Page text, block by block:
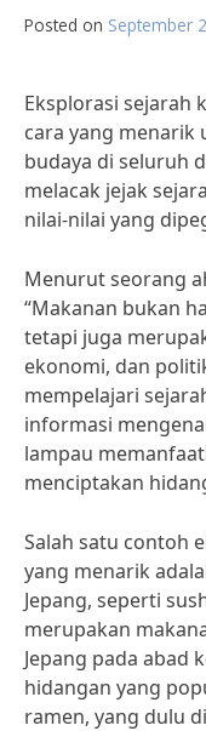
Posted on September
Eksplorasi sejarah
cara yang menarik
budaya di seluruh
melacak jejak
nilai-nilai yang
Menurut seorang
“Makanan bukan
tetapi juga
ekonomi, dan
mempelajari
informasi
lampau
menciptakan
Salah satu contoh
yang menarik
Jepang, seperti
merupakan
Jepang pada abad
hidangan yang
ramen, yang dulu